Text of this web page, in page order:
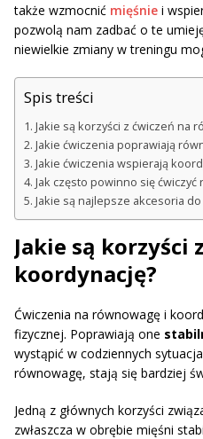
także wzmocnić mięśnie i
pozwolą nam zadbać o te
niewielkie zmiany w treningu
Spis treści
Jakie są korzyści z ćwiczeń na
Jakie ćwiczenia poprawiają
Jakie ćwiczenia wspierają
Jak często powinno się
Jakie są najlepsze akcesoria
Jakie są korzyści
koordynację?
Ćwiczenia na równowagę i
fizycznej. Poprawiają one
wystąpić w codziennych
równowagę, stają się bardziej
Jedną z głównych korzyści
zwłaszcza w obrębie mięśni